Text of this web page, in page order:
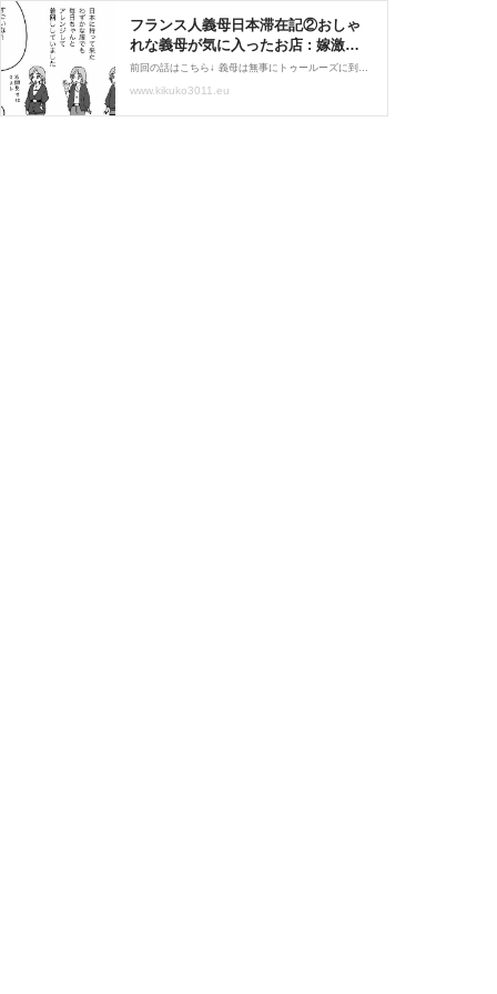
フランス人義母日本滞在記②おしゃ
れな義母が気に入ったお店 : 嫁激
（とつげき）★北フランス家族
Powered by ライブドアブログ
前回の話はこちら↓ 義母は無事にトゥールーズに到着したそうです！良かった～(;´∀｀)今日は昨日に引き続き、義母が日本で大層気に入ったお店についてです！「KIABI」はフランスのファッションブランドで（日本未上陸）、私が住んでいた地域の近くにも店舗があったのと、な
www.kikuko3011.eu